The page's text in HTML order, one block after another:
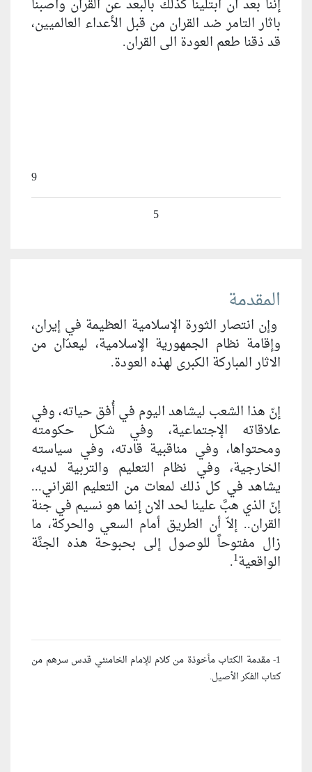
إننا بعد أن ابتلينا كذلك بالبعد عن القران وأُصبنا
باثار التامر ضد القران من قبل الأعداء العالميين،
قد ذقنا طعم العودة الى القران.
9
5
المقدمة
وإن انتصار الثورة الإسلامية العظيمة في إيران،
وإقامة نظام الجمهورية الإسلامية، ليعدّان من
الاثار المباركة الكبرى لهذه العودة.
إنّ هذا الشعب ليشاهد اليوم في أُفق حياته، وفي
علاقاته الإجتماعية، وفي شكل حكومته
ومحتواها، وفي مناقبية قادته، وفي سياسته
الخارجية، وفي نظام التعليم والتربية لديه،
يشاهد في كل ذلك لمعات من التعليم القراني...
إنّ الذي هبّ‏َ علينا لحد الان إنما هو نسيم في جنة
القران.. إلاّ أن الطريق أمام السعي والحركة، ما
زال مفتوحاً للوصول إلى بحبوحة هذه الجنَّة
الواقعية1
.
1- مقدمة الكتاب مأخوذة من كلام للإمام الخامنئي قدس سرهم من
كتاب الفكر الأصيل.